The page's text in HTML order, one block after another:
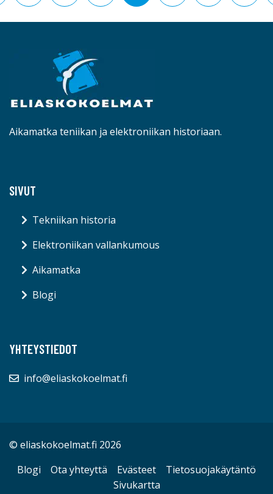
Aikamatka teniikan ja elektroniikan historiaan.
SIVUT
Tekniikan historia
Elektroniikan vallankumous
Aikamatka
Blogi
YHTEYSTIEDOT
info@eliaskokoelmat.fi
© eliaskokoelmat.fi 2026
Blogi
Ota yhteyttä Evästeet
Tietosuojakäytäntö
Sivukartta